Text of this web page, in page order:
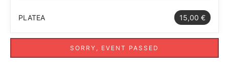
15,00 €
PLATEA
SORRY, EVENT PASSED